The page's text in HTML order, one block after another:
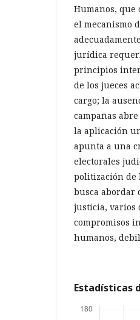
Humanos, que
el mecanismo
jurídica
principios
de los jueces
cargo; la
campañas
la aplicación
apunta a una
electorales
politización de
busca abordar
justicia, varios
compromisos
humanos,
Estadísticas